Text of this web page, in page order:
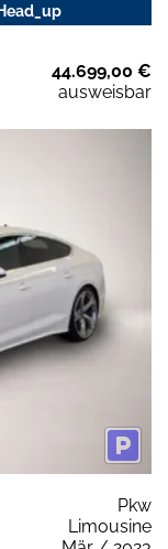
44.699,00 €
ausweisbar
Pkw
Limousine